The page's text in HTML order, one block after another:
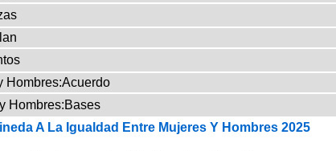
Hombres:Acuerdo
Hombres:Bases
A La Igualdad Entre Mujeres Y Hombres 2025